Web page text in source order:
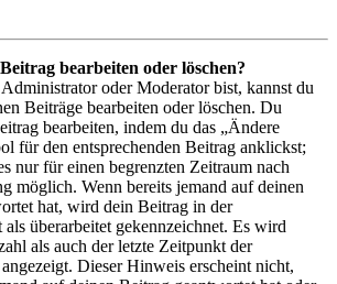
bearbeiten oder löschen?
oder Moderator bist, kannst du
Beiträge bearbeiten oder löschen. Du
bearbeiten, indem du das „Ändere
für den entsprechenden Beitrag anklickst;
nur für einen begrenzten Zeitraum nach
möglich. Wenn bereits jemand auf deinen
hat, wird dein Beitrag in der
als überarbeitet gekennzeichnet. Es wird
als auch der letzte Zeitpunkt der
Dieser Hinweis erscheint nicht,